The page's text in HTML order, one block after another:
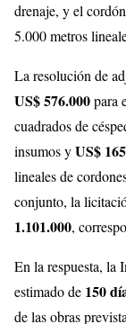
drenaje, y el
5.000 metros
La resolución de
US$ 576.000para
cuadrados de
insumos yUS$
lineales de
conjunto, la
1.101.000,
En la respuesta, la
estimado de 150
de las obras